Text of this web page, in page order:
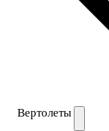
Вертолеты